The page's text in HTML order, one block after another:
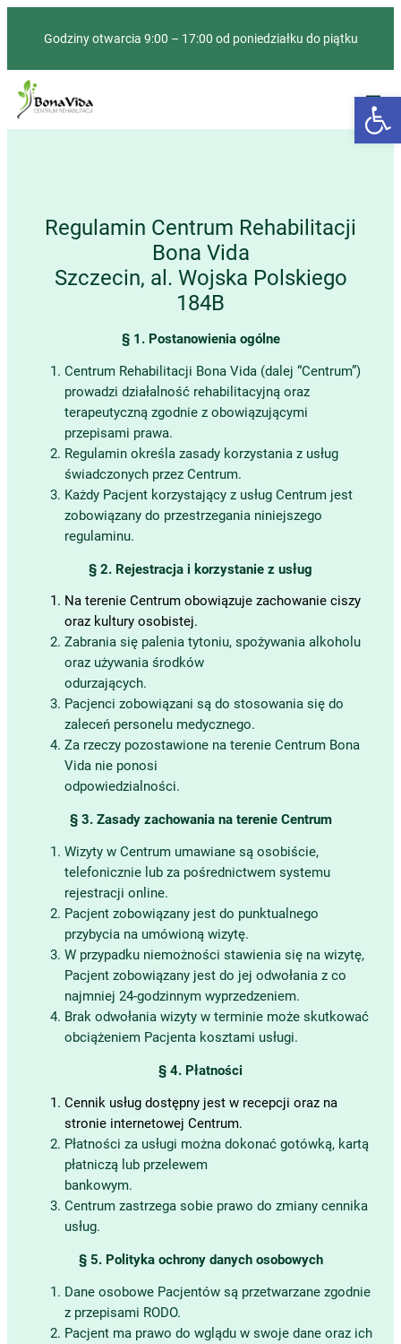
Godziny otwarcia 9:00 – 17:00 od poniedziałku do piątku
Regulamin Centrum Rehabilitacji
Bona Vida
Szczecin, al. Wojska Polskiego
184B
§ 1. Postanowienia ogólne
Centrum Rehabilitacji Bona Vida (dalej “Centrum”)
prowadzi działalność rehabilitacyjną oraz
terapeutyczną zgodnie z obowiązującymi
przepisami prawa.
Regulamin określa zasady korzystania z usług
świadczonych przez Centrum.
Każdy Pacjent korzystający z usług Centrum jest
zobowiązany do przestrzegania niniejszego
regulaminu.
§ 2. Rejestracja i korzystanie z usług
Na terenie Centrum obowiązuje zachowanie ciszy
oraz kultury osobistej.
Zabrania się palenia tytoniu, spożywania alkoholu
oraz używania środków
odurzających.
Pacjenci zobowiązani są do stosowania się do
zaleceń personelu medycznego.
Za rzeczy pozostawione na terenie Centrum Bona
Vida nie ponosi
odpowiedzialności.
§ 3. Zasady zachowania na terenie Centrum
Wizyty w Centrum umawiane są osobiście,
telefonicznie lub za pośrednictwem systemu
rejestracji online.
Pacjent zobowiązany jest do punktualnego
przybycia na umówioną wizytę.
W przypadku niemożności stawienia się na wizytę,
Pacjent zobowiązany jest do jej odwołania z co
najmniej 24-godzinnym wyprzedzeniem.
Brak odwołania wizyty w terminie może skutkować
obciążeniem Pacjenta kosztami usługi.
§ 4. Płatności
Cennik usług dostępny jest w recepcji oraz na
stronie internetowej Centrum.
Płatności za usługi można dokonać gotówką, kartą
płatniczą lub przelewem
bankowym.
Centrum zastrzega sobie prawo do zmiany cennika
usług.
§ 5. Polityka ochrony danych osobowych
Dane osobowe Pacjentów są przetwarzane zgodnie
z przepisami RODO.
Pacjent ma prawo do wglądu w swoje dane oraz ich